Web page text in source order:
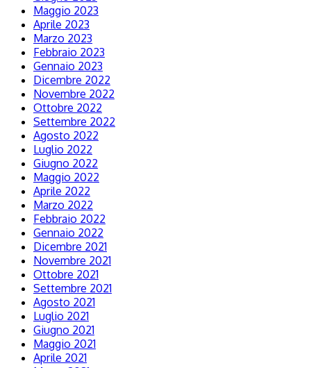
Maggio 2023
Aprile 2023
Marzo 2023
Febbraio 2023
Gennaio 2023
Dicembre 2022
Novembre 2022
Ottobre 2022
Settembre 2022
Agosto 2022
Luglio 2022
Giugno 2022
Maggio 2022
Aprile 2022
Marzo 2022
Febbraio 2022
Gennaio 2022
Dicembre 2021
Novembre 2021
Ottobre 2021
Settembre 2021
Agosto 2021
Luglio 2021
Giugno 2021
Maggio 2021
Aprile 2021